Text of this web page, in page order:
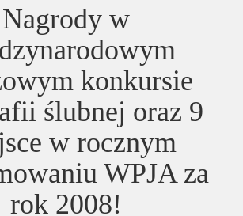
Nagrody w
konkursie
ślubnej oraz 9
w rocznym
WPJA za
rok 2008!